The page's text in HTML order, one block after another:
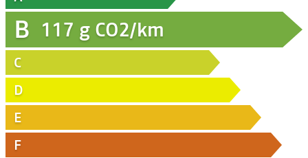
B 117 g CO2/km
C
D
E
F